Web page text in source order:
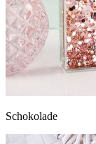
Schokolade